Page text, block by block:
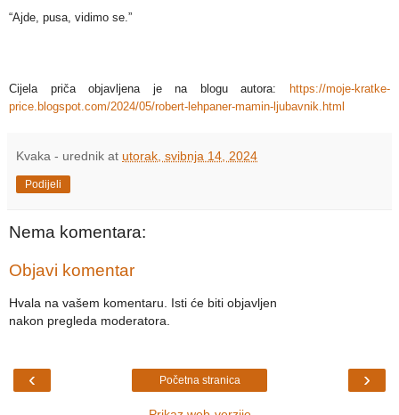
“Ajde, pusa, vidimo se.”
Cijela priča objavljena je na blogu autora:
https://moje-kratke-
price.blogspot.com/2024/05/robert-lehpaner-mamin-ljubavnik.html
Kvaka - urednik at utorak, svibnja 14, 2024
Podijeli
Nema komentara:
Objavi komentar
Hvala na vašem komentaru. Isti će biti objavljen
nakon pregleda moderatora.
‹ ›
Početna stranica